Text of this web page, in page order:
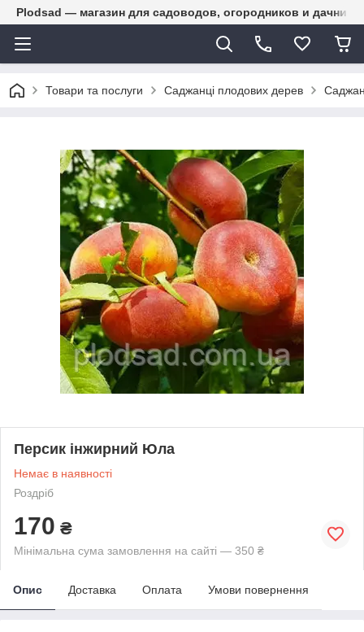
Plodsad — магазин для садоводов, огородников и
Товари та послуги Саджанці плодових дерев
Персик інжирний Юла
Немає в наявності
Роздріб
170 ₴
Мінімальна сума замовлення на сайті — 350 ₴
Опис Доставка Оплата Умови повернення